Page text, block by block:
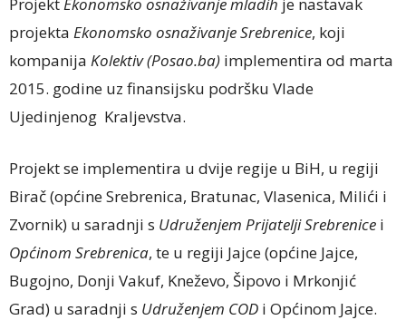
projekta Ekonomsko osnaživanje Srebrenice, koji
kompanija Kolektiv (Posao.ba) implementira od marta
2015. godine uz finansijsku podršku Vlade
Ujedinjenog Kraljevstva.
Projekt se implementira u dvije regije u BiH, u regiji
Birač (općine Srebrenica, Bratunac, Vlasenica, Milići i
Zvornik) u saradnji s Udruženjem Prijatelji Srebrenice i
Općinom Srebrenica, te u regiji Jajce (općine Jajce,
Bugojno, Donji Vakuf, Kneževo, Šipovo i Mrkonjić
Grad) u saradnji s Udruženjem COD i Općinom Jajce.